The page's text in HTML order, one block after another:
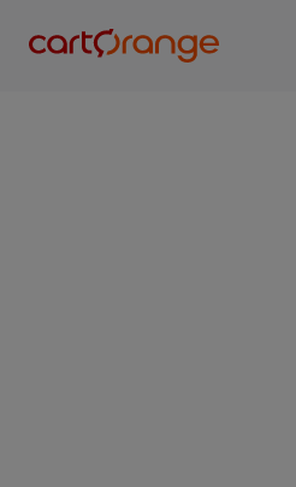
contenuto